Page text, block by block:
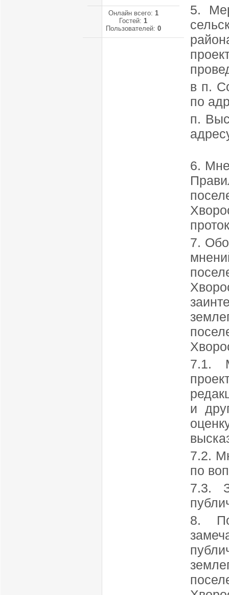
Онлайн всего: 1
Гостей:1
Пользователей: 0
5.
в п.
по
п.
6.
7.
7.1.
и
7.2.
по
7.3.
8. По